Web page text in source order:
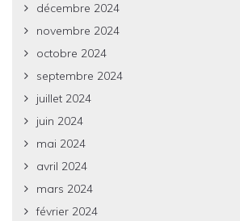
décembre 2024
novembre 2024
octobre 2024
septembre 2024
juillet 2024
juin 2024
mai 2024
avril 2024
mars 2024
février 2024